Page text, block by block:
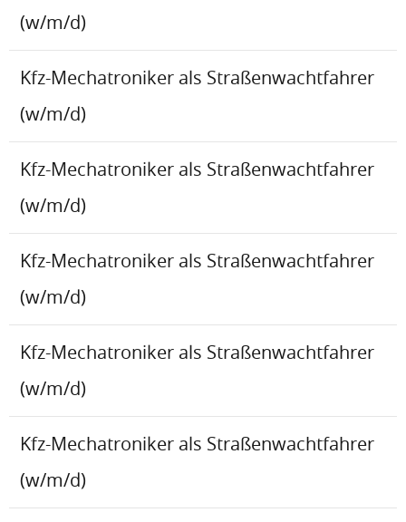
(w/m/d)
Kfz-Mechatroniker als Straßenwachtfahrer
(w/m/d)
Kfz-Mechatroniker als Straßenwachtfahrer
(w/m/d)
Kfz-Mechatroniker als Straßenwachtfahrer
(w/m/d)
Kfz-Mechatroniker als Straßenwachtfahrer
(w/m/d)
Kfz-Mechatroniker als Straßenwachtfahrer
(w/m/d)